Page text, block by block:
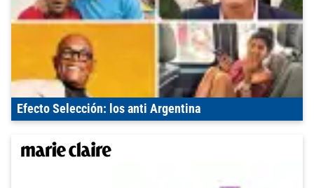
Efecto Selección: los anti Argentina